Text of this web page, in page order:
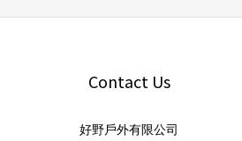
Contact Us
好野戶外有限公司